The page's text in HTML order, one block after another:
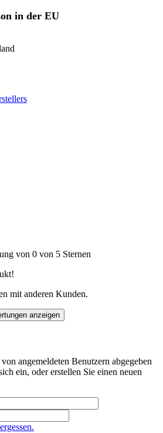
in der EU
von 0 von 5 Sternen
mit anderen Kunden.
anzeigen
angemeldeten Benutzern abgegeben
ein, oder erstellen Sie einen neuen